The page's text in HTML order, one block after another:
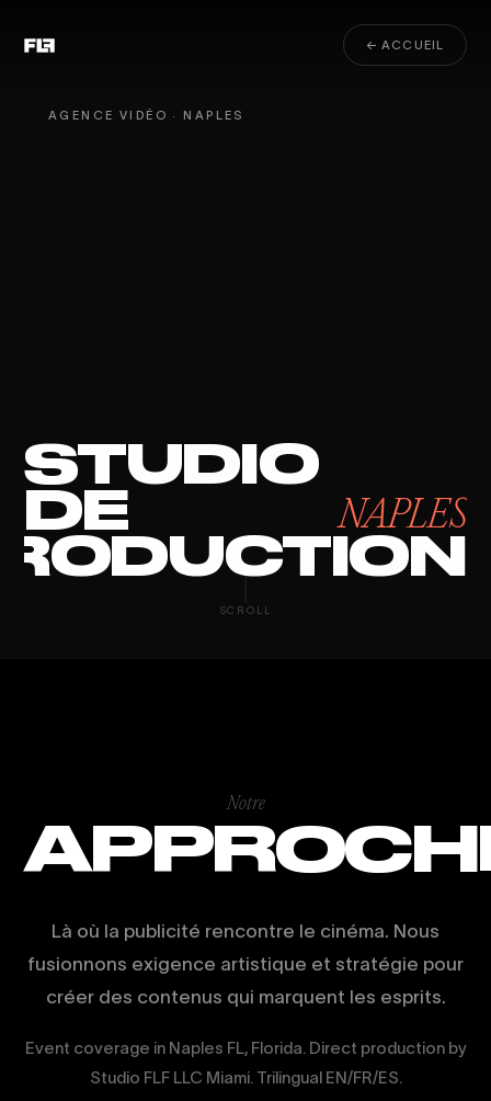
← ACCUEIL
EVENT
AGENCE VIDÉO · NAPLES
STUDIO
DE NAPLES
SCROLL
Notre
Là où la publicité rencontre le cinéma. Nous
fusionnons exigence artistique et stratégie pour
créer des contenus qui marquent les esprits.
Event coverage in Naples FL, Florida. Direct production by
Studio FLF LLC Miami. Trilingual EN/FR/ES.